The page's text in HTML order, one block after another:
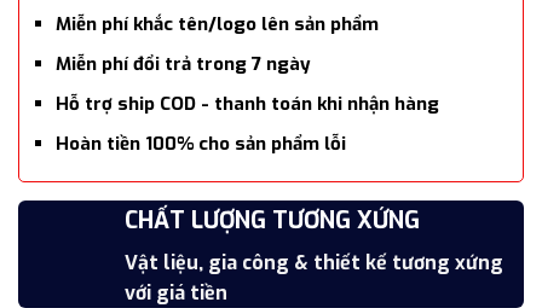
Miễn phí khắc tên/logo lên sản phẩm
Miễn phí đổi trả trong 7 ngày
Hỗ trợ ship COD - thanh toán khi nhận hàng
Hoàn tiền 100% cho sản phẩm lỗi
SẢN PHẨM CAO CẤP
Hoàn thiện cẩn thận, tỉ mỉ, xắc xảo
CHẤT LƯỢNG TƯƠNG XỨNG
Vật liệu, gia công & thiết kế tương xứng
với giá tiền
7 NGÀY ĐỔI TRẢ MIỄN PHÍ
Đổi trả trong 7 ngày kể từ thời điểm nhận
hàng
HOÀN TIỀN SẢN PHẨM LỖI
Hoàn tiền 100% cho các sản phẩm lỗi